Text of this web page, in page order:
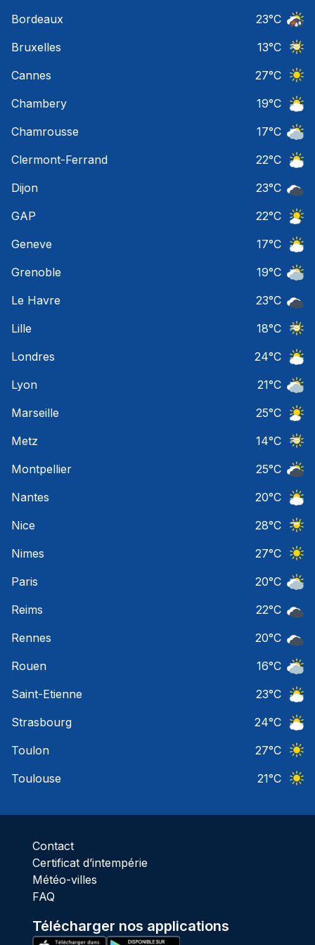
Bordeaux
23°C
Bruxelles
13°C
Cannes
27°C
Chambery
19°C
Chamrousse
17°C
Clermont-Ferrand
22°C
Dijon
23°C
GAP
22°C
Geneve
17°C
Grenoble
19°C
Le Havre
23°C
Lille
18°C
Londres
24°C
Lyon
21°C
Marseille
25°C
Metz
14°C
Montpellier
25°C
Nantes
20°C
Nice
28°C
Nimes
27°C
Paris
20°C
Reims
22°C
Rennes
20°C
Rouen
16°C
Saint-Etienne
23°C
Strasbourg
24°C
Toulon
27°C
Toulouse
21°C
Contact
Certificat d’intempérie
Météo-villes
FAQ
Télécharger nos applications